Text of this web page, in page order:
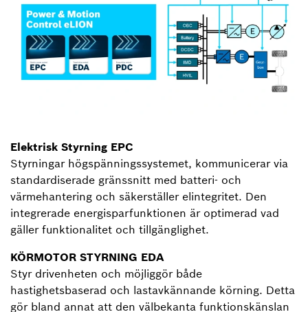
Elektrisk Styrning EPC
Styrningar högspänningssystemet, kommunicerar via
standardiserade gränssnitt med batteri- och
värmehantering och säkerställer elintegritet. Den
integrerade energisparfunktionen är optimerad vad
gäller funktionalitet och tillgänglighet.
KÖRMOTOR STYRNING EDA
Styr drivenheten och möjliggör både
hastighetsbaserad och lastavkännande körning. Detta
gör bland annat att den välbekanta funktionskänslan